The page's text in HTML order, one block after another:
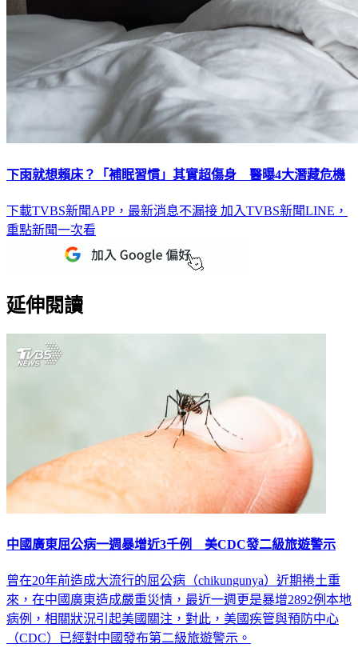
下雨就想賴床？「補眠習慣」其實超傷身 醫曝4大潛藏危機
下載TVBS新聞APP，最新消息不漏接 加入TVBS新聞LINE，
重點新聞一次看
延伸閱讀
中國廣東屈公病一週暴增近3千例 美CDC發二級旅遊警示
曾在20年前造成大流行的屈公病（chikungunya）近期捲土重
來，在中國廣東造成嚴重災情，最近一週更是暴增2892例本地
病例，相關狀況引起美國關注，對此，美國疾管與預防中心
（CDC）已經對中國發布第二級旅遊警示。